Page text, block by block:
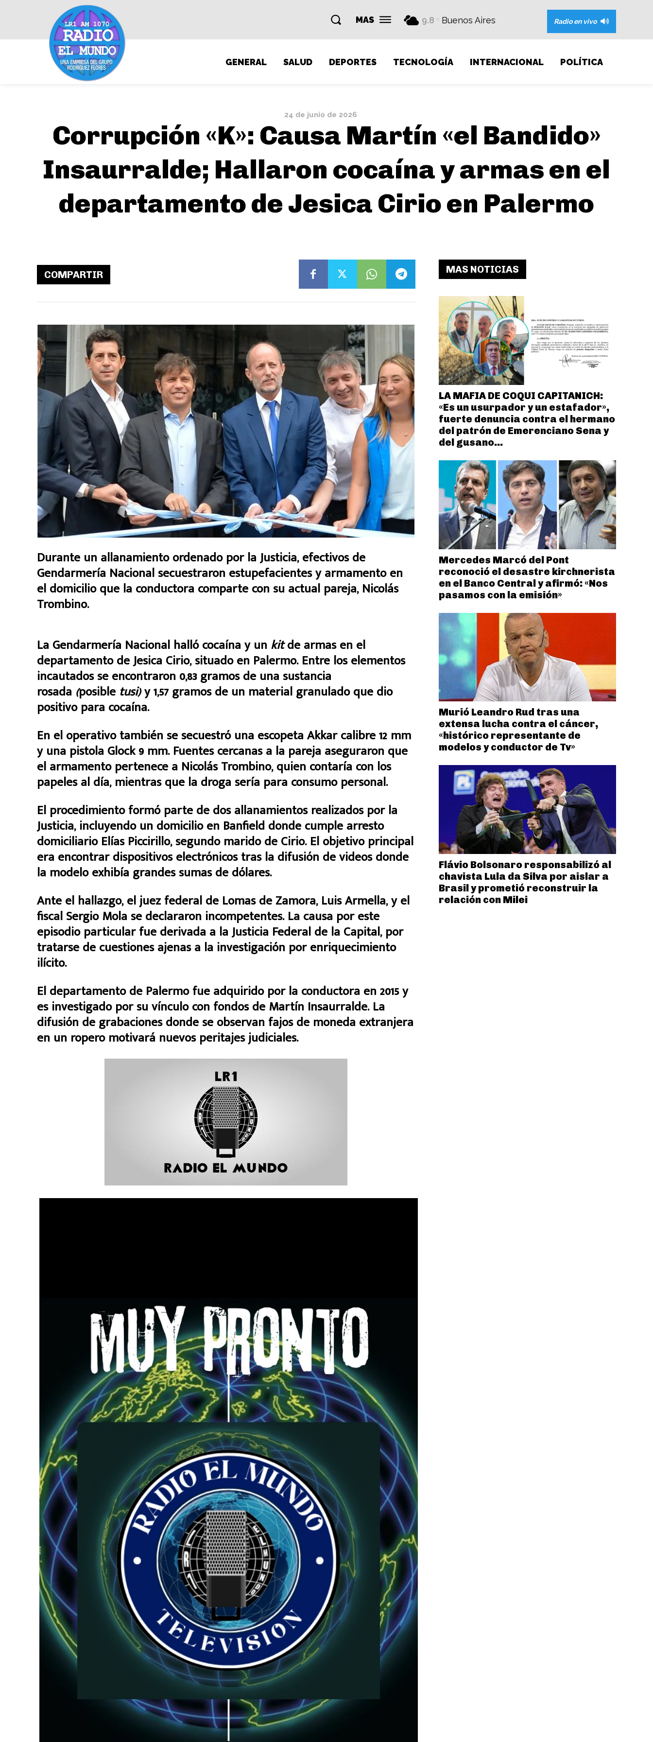
MAS 9.8 C Buenos Aires Radio en vivo
GENERAL SALUD DEPORTES TECNOLOGÍA INTERNACIONAL POLÍTICA
24 de junio de 2026
Corrupción «K»: Causa Martín «el Bandido»
Insaurralde; Hallaron cocaína y armas en el
departamento de Jesica Cirio en Palermo
COMPARTIR
Durante un allanamiento ordenado por la Justicia, efectivos de
Gendarmería Nacional secuestraron estupefacientes y armamento en
el domicilio que la conductora comparte con su actual pareja, Nicolás
Trombino.
La Gendarmería Nacional halló cocaína y un kitde armas en el
departamento de Jesica Cirio, situado en Palermo. Entre los elementos
incautados se encontraron 0,83 gramos de una sustancia
rosada (posible tusi)y 1,57 gramos de un material granulado que dio
positivo para cocaína.
En el operativo también se secuestró una escopeta Akkar calibre 12 mm
y una pistola Glock 9 mm. Fuentes cercanas a la pareja aseguraron que
el armamento pertenece a Nicolás Trombino, quien contaría con los
papeles al día, mientras que la droga sería para consumo personal.
El procedimiento formó parte de dos allanamientos realizados por la
Justicia, incluyendo un domicilio en Banfield donde cumple arresto
domiciliario Elías Piccirillo, segundo marido de Cirio. El objetivo principal
era encontrar dispositivos electrónicos tras la difusión de videos donde
la modelo exhibía grandes sumas de dólares.
Ante el hallazgo, el juez federal de Lomas de Zamora, Luis Armella, y el
fiscal Sergio Mola se declararon incompetentes. La causa por este
episodio particular fue derivada a la Justicia Federal de la Capital, por
tratarse de cuestiones ajenas a la investigación por enriquecimiento
ilícito.
El departamento de Palermo fue adquirido por la conductora en 2015 y
es investigado por su vínculo con fondos de Martín Insaurralde. La
difusión de grabaciones donde se observan fajos de moneda extranjera
en un ropero motivará nuevos peritajes judiciales.
MAS NOTICIAS
LA MAFIA DE COQUI CAPITANICH:
«Es un usurpador y un estafador»,
fuerte denuncia contra el hermano
del patrón de Emerenciano Sena y
del gusano...
Mercedes Marcó del Pont
reconoció el desastre kirchnerista
en el Banco Central y afirmó: «Nos
pasamos con la emisión»
Murió Leandro Rud tras una
extensa lucha contra el cáncer,
«histórico representante de
modelos y conductor de Tv»
Flávio Bolsonaro responsabilizó al
chavista Lula da Silva por aislar a
Brasil y prometió reconstruir la
relación con Milei